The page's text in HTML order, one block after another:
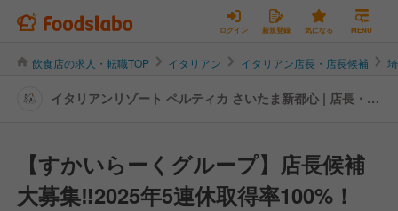
ログイン 新規登録 気になる MENU
飲食店の求人・転職TOP イタリアン イタリアン店長・店長候補
イタリアンリゾート ペルティカ さいたま新都心 | 店長・店
【すかいらーくグループ】店長候補
大募集‼2025年5連休取得率100%！